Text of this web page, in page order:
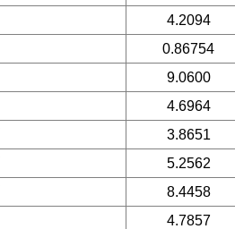
4.2094
0.86754
9.0600
4.6964
3.8651
5.2562
8.4458
4.7857